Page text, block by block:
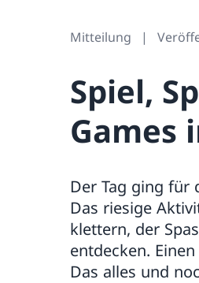
Mitteilung
Spiel,
Games
Der Tag ging für
Das riesige
klettern, der
entdecken.
Das alles und